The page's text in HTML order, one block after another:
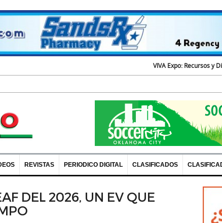
VIVA Expo: Recursos y Diversion para
REVISTAS PERIODICO DIGITAL CLASIFICADOS
DEL 2026, UN EV QUE